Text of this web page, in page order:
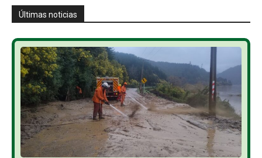
Últimas noticias